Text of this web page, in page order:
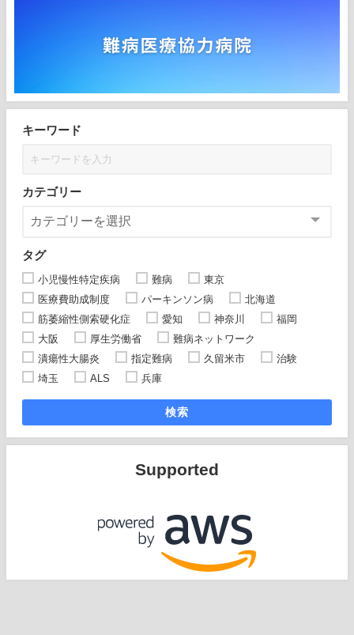
キーワード
カテゴリー
タグ
小児慢性特定疾病 難病
東京
医療費助成制度
パーキンソン病
北海道
筋萎縮性側索硬化症
愛知 神奈川
福岡
大阪
厚生労働省
難病ネットワーク
潰瘍性大腸炎
指定難病 久留米市
治験
埼玉
ALS 兵庫
検索
Supported